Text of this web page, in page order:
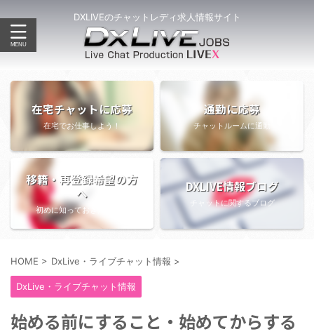
DXLIVEのチャットレディ求人情報サイト
在宅チャットに応募
在宅でお仕事しよう！
通勤に応募
チャットルームに通勤
移籍・再登録希望の方
へ
初めに知っておきたい情報
DXLIVE情報ブログ
チャットに関するブログ
HOME > DxLive・ライブチャット情報 >
DxLive・ライブチャット情報
始める前にすること・始めてからする